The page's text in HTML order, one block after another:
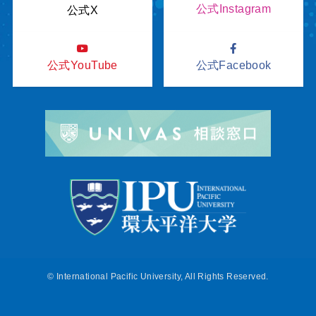
公式X 公式Instagram
公式YouTube 公式Facebook
© International Pacific University, All Rights Reserved.